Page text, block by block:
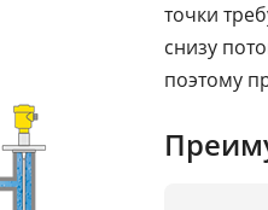
точки
снизу
поэтому